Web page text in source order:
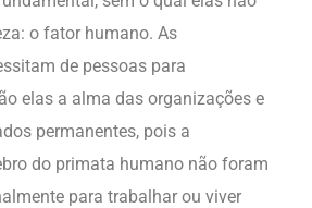
o fator humano. As
de pessoas para
elas a alma das organizações e
permanentes, pois a
do primata humano não foram
para trabalhar ou viver